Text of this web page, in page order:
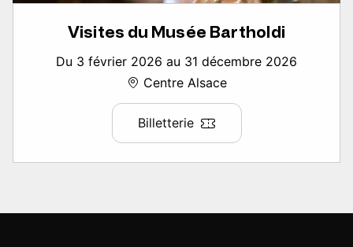
Visites du Musée Bartholdi
Du 3 février 2026 au 31 décembre 2026
Centre Alsace
Billetterie